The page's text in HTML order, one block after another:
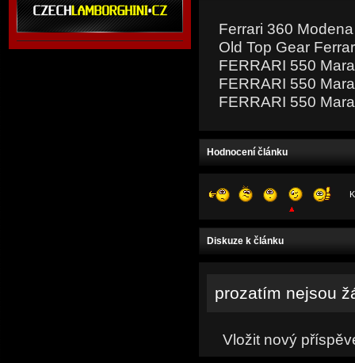
Ferrari 360
Old Top Gear
FERRARI 550
FERRARI 550
FERRARI 550
Hodnocení článku
Diskuze k článku
prozatím nejsou
Vložit nový